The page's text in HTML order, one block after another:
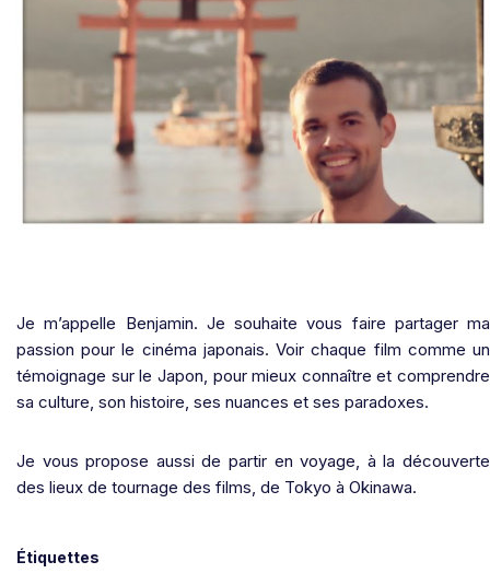
Je m’appelle Benjamin. Je souhaite vous faire partager ma
passion pour le cinéma japonais. Voir chaque film comme un
témoignage sur le Japon, pour mieux connaître et comprendre
sa culture, son histoire, ses nuances et ses paradoxes.
Je vous propose aussi de partir en voyage, à la découverte
des lieux de tournage des films, de Tokyo à Okinawa.
Étiquettes